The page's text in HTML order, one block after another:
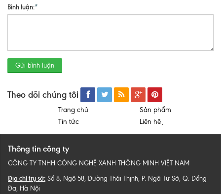
Bình luận:*
Gửi bình luận
Theo dõi chúng tôi
Trang chủ
Sản phẩm
Tin tức
Liên hệ
Thông tin công ty
CÔNG TY TNHH CÔNG NGHỆ XANH THÔNG MINH VIỆT NAM
Địa chỉ trụ sở: Số 8, Ngõ 58, Đường Thái Thịnh, P. Ngã Tư Sở, Q. Đống
Đa, Hà Nội